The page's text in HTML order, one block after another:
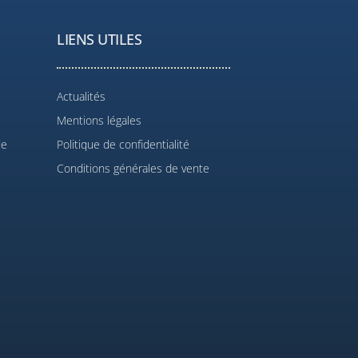
LIENS UTILES
Actualités
Mentions légales
Politique de confidentialité
Conditions générales de vente